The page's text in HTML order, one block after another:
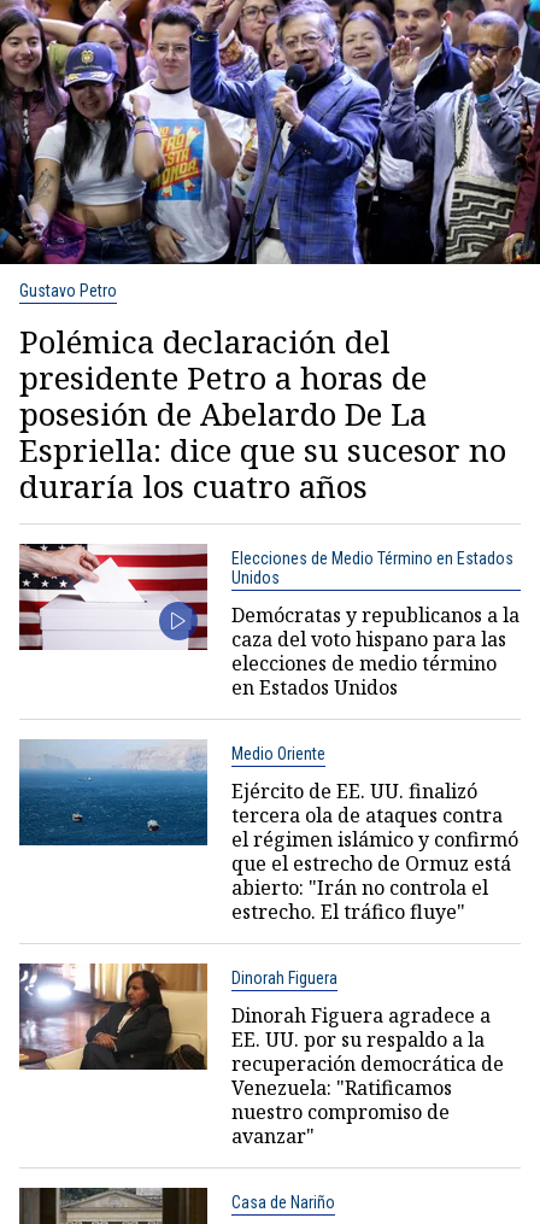
Gustavo Petro
Polémica declaración del
presidente Petro a horas de
posesión de Abelardo De La
Espriella: dice que su sucesor no
duraría los cuatro años
Elecciones de Medio Término en Estados
Unidos
Demócratas y republicanos a la
caza del voto hispano para las
elecciones de medio término
en Estados Unidos
Medio Oriente
Ejército de EE. UU. finalizó
tercera ola de ataques contra
el régimen islámico y confirmó
que el estrecho de Ormuz está
abierto: "Irán no controla el
estrecho. El tráfico fluye"
Dinorah Figuera
Dinorah Figuera agradece a
EE. UU. por su respaldo a la
recuperación democrática de
Venezuela: "Ratificamos
nuestro compromiso de
avanzar"
Casa de Nariño